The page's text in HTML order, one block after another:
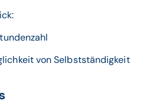
von Selbstständigkeit